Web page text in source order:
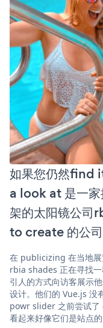
如果您仍然find
a look at 是一
架的太阳镜公
to create 的公司
在 publicizing 在当地展
rbia shades 正在寻找
引人的方式向访客展示
设计。他们的 Vue.js 没
powr slider 之前尝试
看起来好像它们是站点